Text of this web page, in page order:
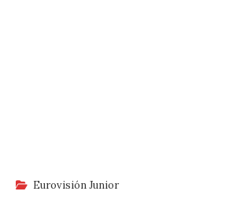
Eurovisión Junior